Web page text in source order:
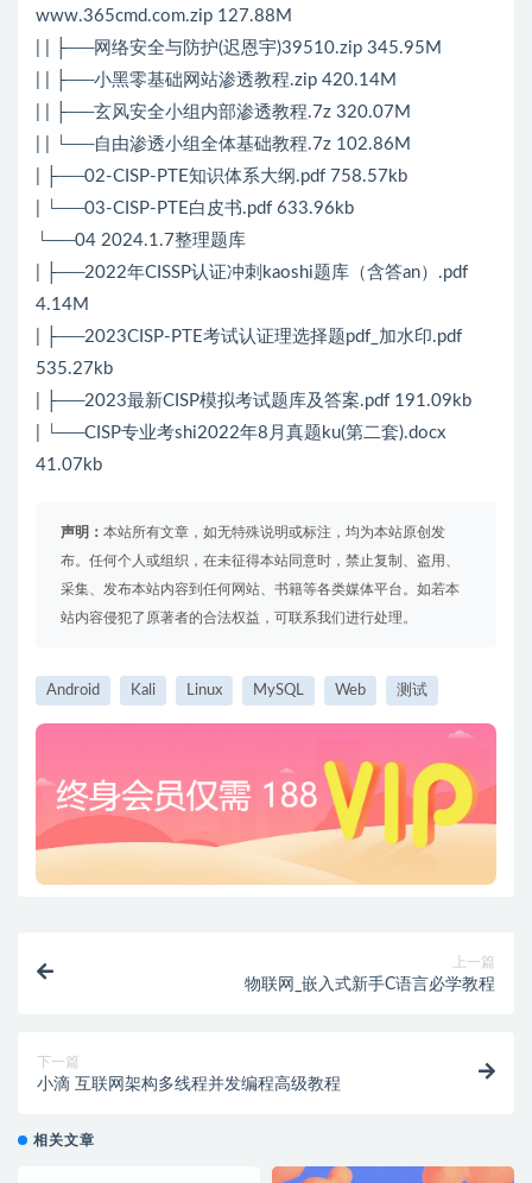
www.365cmd.com.zip 127.88M
| | ├──网络安全与防护(迟恩宇)39510.zip 345.95M
| | ├──小黑零基础网站渗透教程.zip 420.14M
| | ├──玄风安全小组内部渗透教程.7z 320.07M
| | └──自由渗透小组全体基础教程.7z 102.86M
| ├──02-CISP-PTE知识体系大纲.pdf 758.57kb
| └──03-CISP-PTE白皮书.pdf 633.96kb
└──04 2024.1.7整理题库
| ├──2022年CISSP认证冲刺kaoshi题库（含答an）.pdf
4.14M
| ├──2023CISP-PTE考试认证理选择题pdf_加水印.pdf
535.27kb
| ├──2023最新CISP模拟考试题库及答案.pdf 191.09kb
| └──CISP专业考shi2022年8月真题ku(第二套).docx
41.07kb
声明： 本站所有文章，如无特殊说明或标注，均为本站原创发
布。任何个人或组织，在未征得本站同意时，禁止复制、盗用、
采集、发布本站内容到任何网站、书籍等各类媒体平台。如若本
站内容侵犯了原著者的合法权益，可联系我们进行处理。
Android Kali Linux MySQL Web 测试
上一篇
物联网_嵌入式新手C语言必学教程
下一篇
小滴 互联网架构多线程并发编程高级教程
相关文章